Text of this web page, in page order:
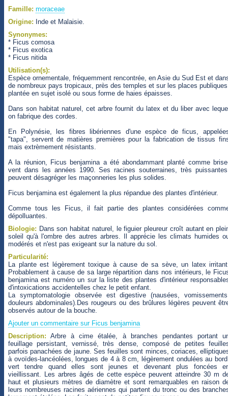
Famille: moraceae
Origine: Inde et Malaisie.
Synonymes:
* Ficus comosa
* Ficus exotica
* Ficus nitida
Utilisation(s):
Espèce ornementale, fréquemment rencontrée, en Asie du Sud Est et
de nombreux pays tropicaux, près des temples et sur les places
plantée en sujet isolé ou sous forme de haies épaisses.
Dans son habitat naturel, cet arbre fournit du latex et du liber avec
on fabrique des cordes.
En Polynésie, les fibres libériennes d'une espèce de ficus,
"tapa", servent de matières premières pour la fabrication de tissus
mais extrèmement résistants.
A la réunion, Ficus benjamina a été abondammant planté comme
vent dans les années 1990. Ses racines souterraines, très
peuvent désagréger les maçonneries les plus solides.
Ficus benjamina est également la plus répandue des plantes d'intérieur.
Comme tous les Ficus, il fait partie des plantes considérées
dépolluantes.
Biologie: Dans son habitat naturel, le figuier pleureur croît autant en
soleil qu'à l'ombre des autres arbres. Il apprécie les climats humides
modérés et n'est pas exigeant sur la nature du sol.
Particularité:
La plante est légèrement toxique à cause de sa sève, un latex
Probablement à cause de sa large répartition dans nos intérieurs, le
benjamina est numéro un sur la liste des plantes d'intérieur
d'intoxications accidentelles chez le petit enfant.
La symptomatologie observée est digestive (nausées,
douleurs abdominales).Des rougeurs ou des brûlures légères peuvent
observés autour de la bouche.
Ajouter un commentaire sur Ficus benjamina
Description: Arbre à cime étalée, à branches pendantes portant
feuillage persistant, vernissé, très dense, composé de petites
parfois panachées de jaune. Ses feuilles sont minces, coriaces,
à ovoïdes-lancéolées, longues de 4 à 8 cm, légèrement ondulées au
vert tendre quand elles sont jeunes et devenant plus foncées
vieillissant. Les arbres âgés de cette espèce peuvent atteindre 30 m
haut et plusieurs mètres de diamètre et sont remarquables en raison
leurs nombreuses racines aériennes qui partent du tronc ou des